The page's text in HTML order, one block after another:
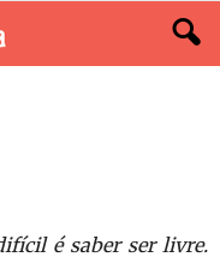
é saber ser livre.